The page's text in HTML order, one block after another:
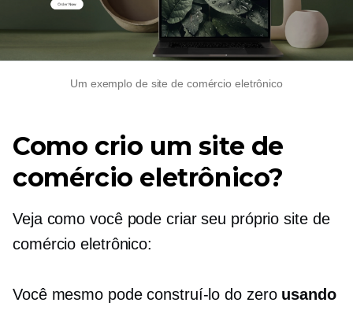
Um exemplo de site de comércio eletrônico
Como crio um site de
comércio eletrônico?
Veja como você pode criar seu próprio site de
comércio eletrônico:
Você mesmo pode construí-lo do zero usando